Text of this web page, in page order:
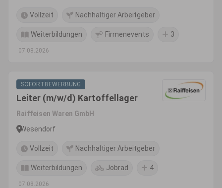
Vollzeit Nachhaltiger Arbeitgeber
Weiterbildungen Firmenevents 3
07.08.2026
SOFORTBEWERBUNG
Leiter (m/w/d) Kartoffellager
Raiffeisen Waren GmbH
Wesendorf
Vollzeit Nachhaltiger Arbeitgeber
Weiterbildungen Jobrad 4
07.08.2026